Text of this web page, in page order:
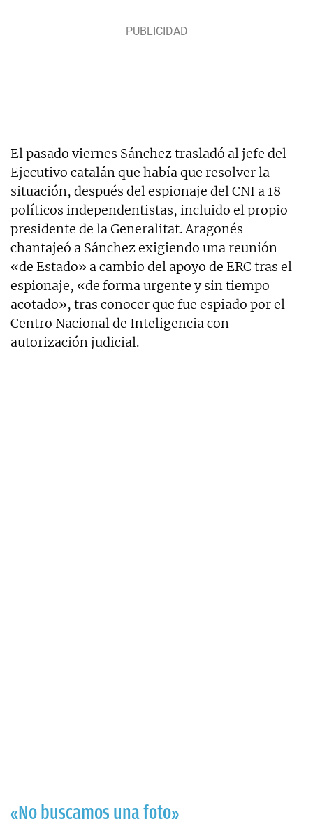
El pasado viernes Sánchez trasladó al jefe del
Ejecutivo catalán que había que resolver la
situación, después del espionaje del CNI a 18
políticos independentistas, incluido el propio
presidente de la Generalitat. Aragonés
chantajeó a Sánchez exigiendo una reunión
«de Estado» a cambio del apoyo de ERC tras el
espionaje, «de forma urgente y sin tiempo
acotado», tras conocer que fue espiado por el
Centro Nacional de Inteligencia con
autorización judicial.
«No buscamos una foto»